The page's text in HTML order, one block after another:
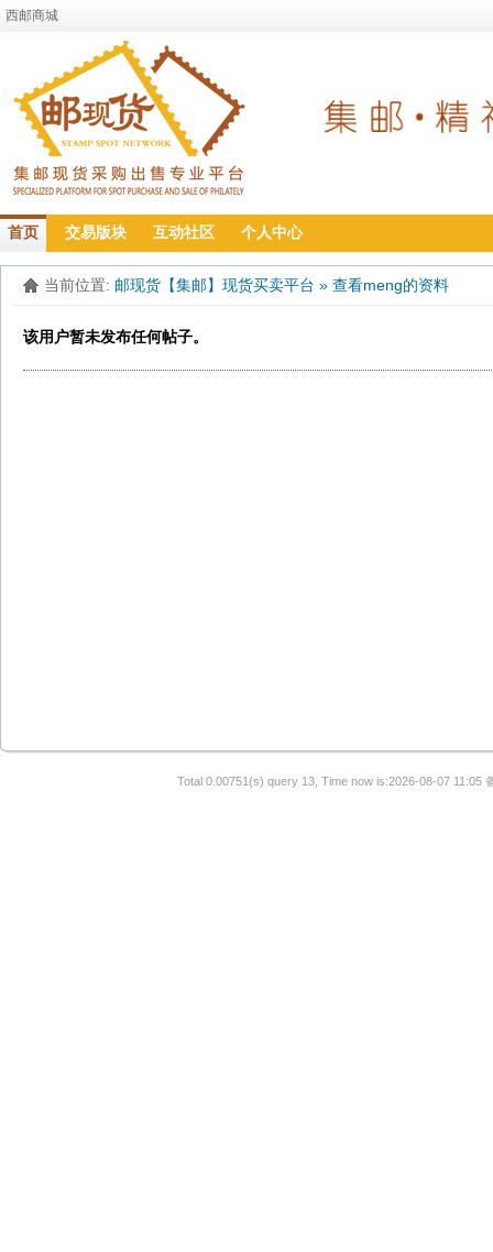
西邮商城
首页 交易版块 互动社区 个人中心
当前位置: 邮现货【集邮】现货买卖平台 » 查看meng的资料
该用户暂未发布任何帖子。
Total 0.00751(s) query 13, Time now is:2026-08-07 11:05